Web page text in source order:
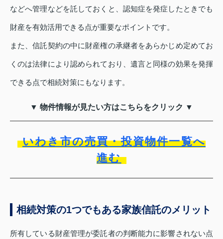
などへ管理などを託しておくと、認知症を発症したときでも
財産を有効活用できる点が重要なポイントです。
また、信託契約の中に財産権の承継者をあらかじめ定めてお
くのは法律により認められており、遺言と同様の効果を発揮
できる点で相続対策にもなります。
▼ 物件情報が見たい方はこちらをクリック ▼
いわき市の売買・投資物件一覧へ
進む
相続対策の1つでもある家族信託のメリット
所有している財産管理が委託者の判断能力に影響されない点